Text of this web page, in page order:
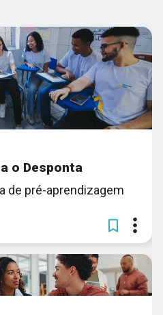
o Desponta
de pré-aprendizagem